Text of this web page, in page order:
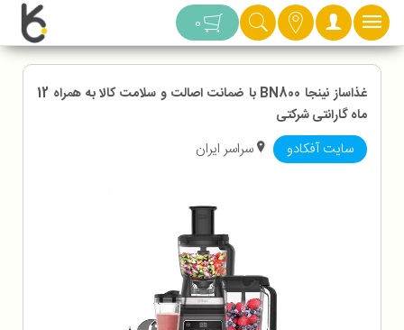
دسته بندی 0
غذاساز نینجا BN800 با ضمانت اصالت و سلامت کالا به همراه 12
ماه گارانتی شرکتی
سایت آفکادو سراسر ایران